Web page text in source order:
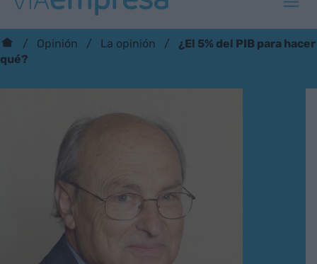
Opinión La opinión
¿El 5% del PIB para hacer
qué?